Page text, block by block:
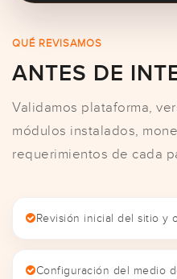
QUÉ REVISAMOS
ANTES DE
Validamos plataforma,
módulos instalados,
requerimientos de cada
Revisión inicial del sitio y
Configuración del medio